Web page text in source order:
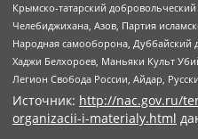
Крымско-татарский
Челебиджихана, Азов, Партия
Народная самооборона, Дуббайский
Хаджи Белхороев, Маньяки Культ
Легион Свобода России, Айдар,
Источник: http://nac.gov.ru/
organizacii-i-materialy.html